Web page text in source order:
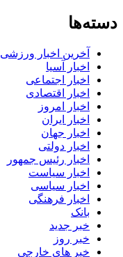
دسته‌ها
آخرین اخبار ورزشی
اخبار آسیا
اخبار اجتماعی
اخبار اقتصادی
اخبار امروز
اخبار ایران
اخبار جهان
اخبار دولتی
اخبار رئیس جمهور
اخبار سیاست
اخبار سیاسی
اخبار فرهنگی
بانک
خبر جدید
خبر روز
خبر های خارجی